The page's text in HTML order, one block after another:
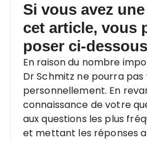
Si vous avez
cet article, vous
poser ci-
En raison du nombre
Dr Schmitz ne pourra
personnellement. En
connaissance de votre
aux questions les plus
et mettant les réponses